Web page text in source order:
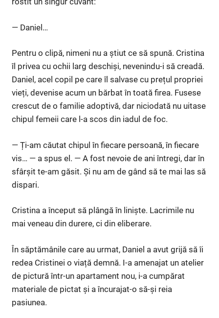
— Daniel…
Pentru o clipă, nimeni nu a știut ce să spună. Cristina
îl privea cu ochii larg deschiși, nevenindu-i să creadă.
Daniel, acel copil pe care îl salvase cu prețul propriei
vieți, devenise acum un bărbat în toată firea. Fusese
crescut de o familie adoptivă, dar niciodată nu uitase
chipul femeii care l-a scos din iadul de foc.
— Ți-am căutat chipul în fiecare persoană, în fiecare
vis… — a spus el. — A fost nevoie de ani întregi, dar în
sfârșit te-am găsit. Și nu am de gând să te mai las să
dispari.
Cristina a început să plângă în liniște. Lacrimile nu
mai veneau din durere, ci din eliberare.
În săptămânile care au urmat, Daniel a avut grijă să îi
redea Cristinei o viață demnă. I-a amenajat un atelier
de pictură într-un apartament nou, i-a cumpărat
materiale de pictat și a încurajat-o să-și reia
pasiunea.